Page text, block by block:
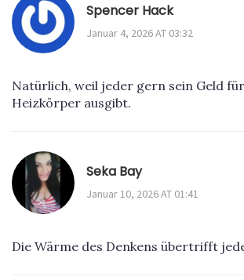
Spencer Hack
Januar 4, 2026 AT 03:32
Natürlich, weil jeder gern sein Geld
Heizkörper ausgibt.
Seka Bay
Januar 10, 2026 AT 01:41
Die Wärme des Denkens übertrifft